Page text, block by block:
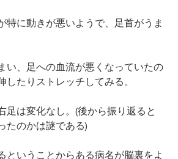
特に動きが悪いようで、足首がうま
い、足への血流が悪くなっていたの
したりストレッチしてみる。
足は変化なし。(後から振り返ると
たのかは謎である)
ということからある病名が脳裏をよ